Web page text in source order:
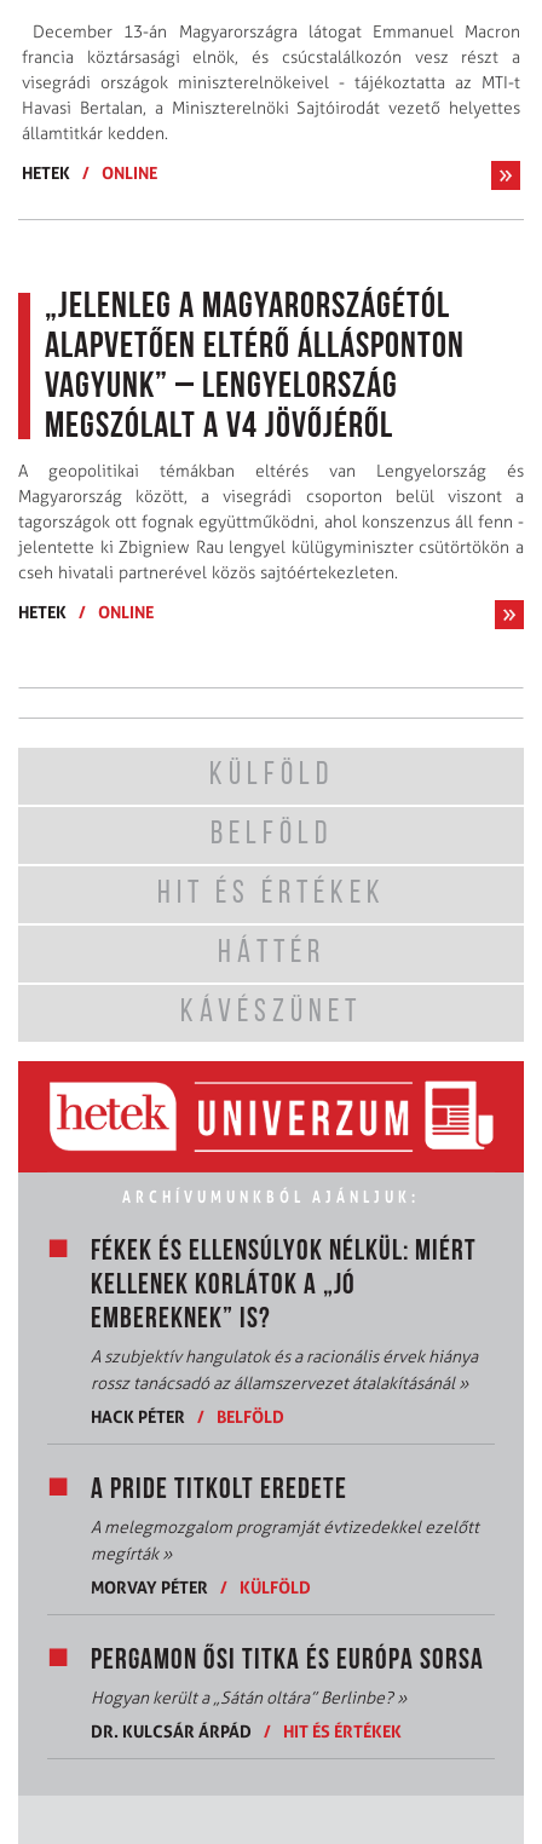
December 13-án Magyarországra látogat Emmanuel Macron
francia köztársasági elnök, és csúcstalálkozón vesz részt a
visegrádi országok miniszterelnökeivel - tájékoztatta az MTI-t
Havasi Bertalan, a Miniszterelnöki Sajtóirodát vezető helyettes
államtitkár kedden.
HETEK
/ ONLINE
„Jelenleg a Magyarországétól
alapvetően eltérő állásponton
vagyunk” – Lengyelország
megszólalt a V4 jövőjéről
A geopolitikai témákban eltérés van Lengyelország és
Magyarország között, a visegrádi csoporton belül viszont a
tagországok ott fognak együttműködni, ahol konszenzus áll fenn -
jelentette ki Zbigniew Rau lengyel külügyminiszter csütörtökön a
cseh hivatali partnerével közös sajtóértekezleten.
HETEK
/ ONLINE
KÜLFÖLD
BELFÖLD
HIT ÉS ÉRTÉKEK
HÁTTÉR
KÁVÉSZÜNET
ARCHÍVUMUNKBÓL AJÁNLJUK:
FÉKEK ÉS ELLENSÚLYOK NÉLKÜL: MIÉRT
KELLENEK KORLÁTOK A „JÓ
EMBEREKNEK” IS?
A szubjektív hangulatok és a racionális érvek hiánya
rossz tanácsadó az államszervezet átalakításánál»
HACK PÉTER
/ BELFÖLD
A PRIDE TITKOLT EREDETE
A melegmozgalom programját évtizedekkel ezelőtt
megírták»
MORVAY PÉTER
/ KÜLFÖLD
PERGAMON ŐSI TITKA ÉS EURÓPA SORSA
Hogyan került a „Sátán oltára” Berlinbe?»
DR. KULCSÁR ÁRPÁD
/ HIT ÉS ÉRTÉKEK